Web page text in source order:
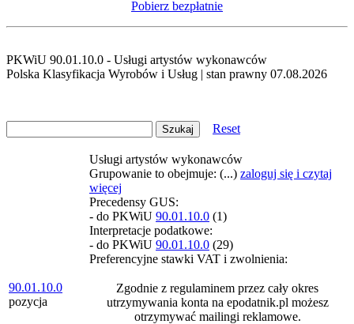
Pobierz bezpłatnie
PKWiU 90.01.10.0 - Usługi artystów wykonawców
Polska Klasyfikacja Wyrobów i Usług | stan prawny 07.08.2026
Reset
90.01.10.0
pozycja
Usługi artystów wykonawców
Grupowanie to obejmuje: (...) zaloguj się i czytaj
więcej
Precedensy GUS:
- do PKWiU 90.01.10.0 (1)
Interpretacje podatkowe:
- do PKWiU 90.01.10.0 (29)
Preferencyjne stawki VAT i zwolnienia:
Zgodnie z regulaminem przez cały okres
utrzymywania konta na epodatnik.pl możesz
otrzymywać mailingi reklamowe.